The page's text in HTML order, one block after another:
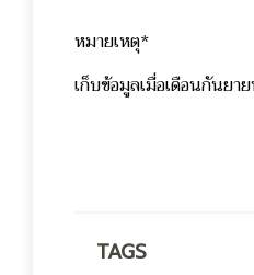
หมายเหตุ*
เก็บข้อมูลเมื่อเดือนกันยา
TAGS